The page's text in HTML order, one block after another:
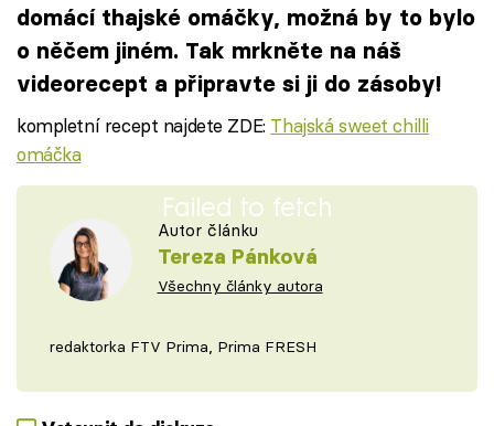
domácí thajské omáčky, možná by to bylo
o něčem jiném. Tak mrkněte na náš
videorecept a připravte si ji do zásoby!
kompletní recept najdete ZDE: Thajská sweet chilli
omáčka
Failed to fetch
Autor článku
Tereza Pánková
Všechny články autora
redaktorka FTV Prima, Prima FRESH